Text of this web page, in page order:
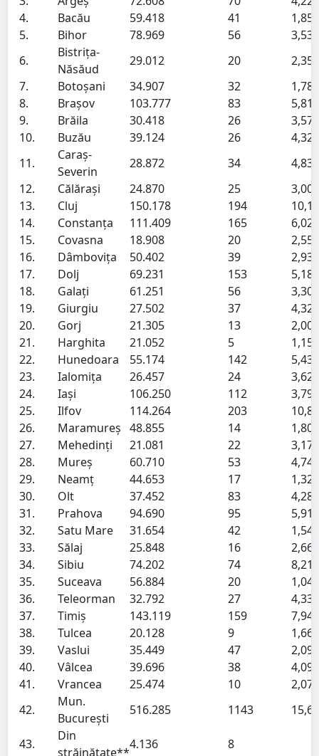
4.
Bacău 59.418 41
1,85
5.
Bihor 78.969 56
3,53
6.
Bistrița-
Năsăud
29.012 20
2,35
7.
Botoșani 34.907 32
1,78
8.
Brașov 103.777 83
5,81
9.
Brăila 30.418 26
3,57
10.
Buzău 39.124 26
4,32
11.
Caraș-
Severin
28.872 34
4,83
12.
Călărași 24.870 25
3,00
13.
Cluj 150.178 194
10,13
14.
Constanța 111.409 165
6,02
15.
Covasna 18.908 20
2,55
16.
Dâmbovița 50.402 39
2,93
17.
Dolj 69.231 153
5,18
18.
Galați 61.251 56
3,30
19.
Giurgiu 27.502 37
4,32
20.
Gorj 21.305 13
2,00
21.
Harghita 21.052 5
1,15
22.
Hunedoara 55.174 142
5,43
23.
Ialomița 26.457 24
3,62
24.
Iași 106.250 112
3,79
25.
Ilfov 114.264 203
10,81
26.
Maramureș 48.855 14
1,80
27.
Mehedinți 21.081 22
3,17
28.
Mureș 60.710 53
4,74
29.
Neamț 44.653 17
1,32
30.
Olt 37.452 83
4,28
31.
Prahova 94.690 95
5,91
32.
Satu Mare 31.654 42
1,54
33.
Sălaj 25.848 16
2,66
34.
Sibiu 74.202 74
8,21
35.
Suceava 56.884 20
1,04
36.
Teleorman 32.792 27
4,33
37.
Timiș 143.119 159
7,94
38.
Tulcea 20.128 9
1,66
39.
Vaslui 35.449 47
2,09
40.
Vâlcea 39.696 38
4,09
41.
Vrancea 25.474 10
2,07
42.
Mun.
București
516.285 1143 15,68
43.
Din
străinătate**
4.136 8